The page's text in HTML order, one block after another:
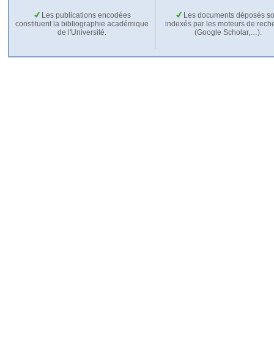
Les publications encodées
constituent la bibliographie académique
de l'Université.
Les documents déposés
indexés par les moteurs de
(Google Scholar,…).